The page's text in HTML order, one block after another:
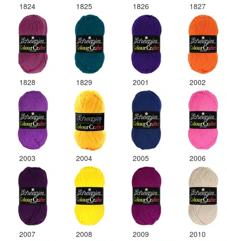
1824 1825 1826 1827
1828 1829 2001 2002
2003 2004 2005 2006
2007 2008 2009 2010